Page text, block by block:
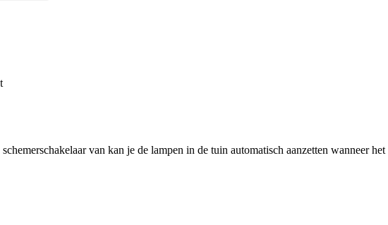
van kan je de lampen in de tuin automatisch aanzetten wanneer